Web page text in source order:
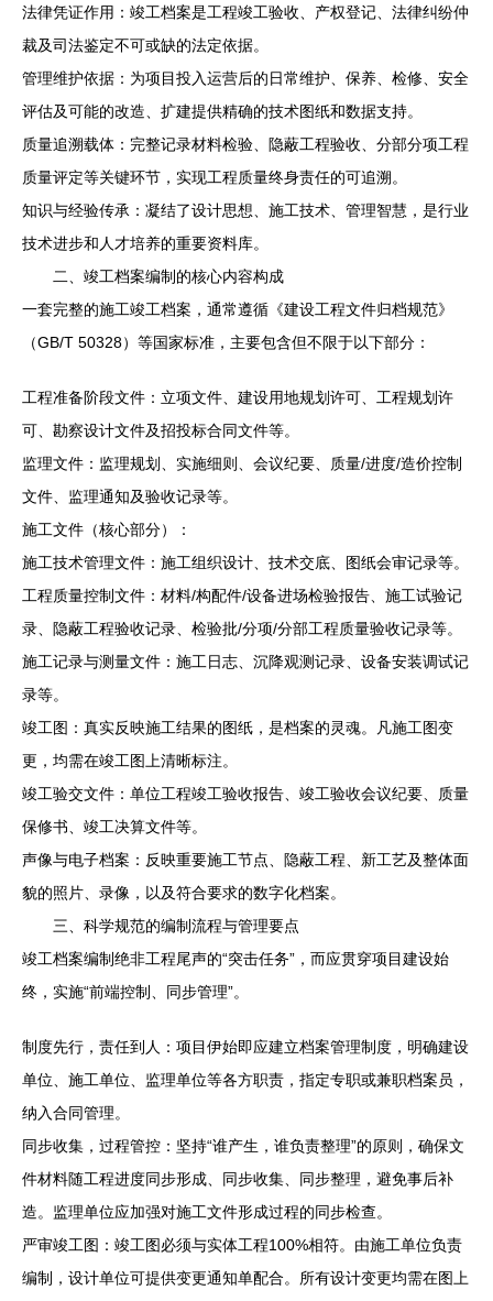
法律凭证作用：竣工档案是工程竣工验收、产权登记、法律纠纷仲
裁及司法鉴定不可或缺的法定依据。
管理维护依据：为项目投入运营后的日常维护、保养、检修、安全
评估及可能的改造、扩建提供精确的技术图纸和数据支持。
质量追溯载体：完整记录材料检验、隐蔽工程验收、分部分项工程
质量评定等关键环节，实现工程质量终身责任的可追溯。
知识与经验传承：凝结了设计思想、施工技术、管理智慧，是行业
技术进步和人才培养的重要资料库。
二、竣工档案编制的核心内容构成
一套完整的施工竣工档案，通常遵循《建设工程文件归档规范》
（GB/T 50328）等国家标准，主要包含但不限于以下部分：
工程准备阶段文件：立项文件、建设用地规划许可、工程规划许
可、勘察设计文件及招投标合同文件等。
监理文件：监理规划、实施细则、会议纪要、质量/进度/造价控制
文件、监理通知及验收记录等。
施工文件（核心部分）：
施工技术管理文件：施工组织设计、技术交底、图纸会审记录等。
工程质量控制文件：材料/构配件/设备进场检验报告、施工试验记
录、隐蔽工程验收记录、检验批/分项/分部工程质量验收记录等。
施工记录与测量文件：施工日志、沉降观测记录、设备安装调试记
录等。
竣工图：真实反映施工结果的图纸，是档案的灵魂。凡施工图变
更，均需在竣工图上清晰标注。
竣工验交文件：单位工程竣工验收报告、竣工验收会议纪要、质量
保修书、竣工决算文件等。
声像与电子档案：反映重要施工节点、隐蔽工程、新工艺及整体面
貌的照片、录像，以及符合要求的数字化档案。
三、科学规范的编制流程与管理要点
竣工档案编制绝非工程尾声的“突击任务”，而应贯穿项目建设始
终，实施“前端控制、同步管理”。
制度先行，责任到人：项目伊始即应建立档案管理制度，明确建设
单位、施工单位、监理单位等各方职责，指定专职或兼职档案员，
纳入合同管理。
同步收集，过程管控：坚持“谁产生，谁负责整理”的原则，确保文
件材料随工程进度同步形成、同步收集、同步整理，避免事后补
造。监理单位应加强对施工文件形成过程的同步检查。
严审竣工图：竣工图必须与实体工程100%相符。由施工单位负责
编制，设计单位可提供变更通知单配合。所有设计变更均需在图上